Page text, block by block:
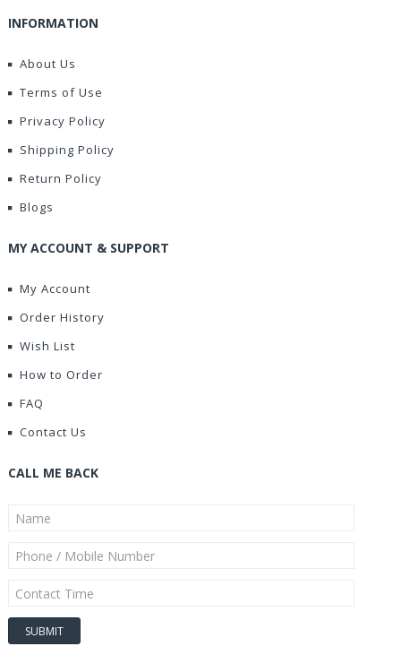
INFORMATION
About Us
Terms of Use
Privacy Policy
Shipping Policy
Return Policy
Blogs
MY ACCOUNT & SUPPORT
My Account
Order History
Wish List
How to Order
FAQ
Contact Us
CALL ME BACK